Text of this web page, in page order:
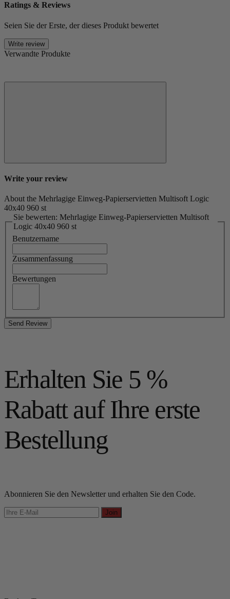
Ratings & Reviews
Seien Sie der Erste, der dieses Produkt bewertet
Write review
Verwandte Produkte
Write your review
About the Mehrlagige Einweg-Papierservietten Multisoft Logic
40x40 960 st
Sie bewerten: Mehrlagige Einweg-Papierservietten Multisoft
Logic 40x40 960 st
Benutzername
Zusammenfassung
Bewertungen
Send Review
Erhalten Sie 5 %
Rabatt auf Ihre erste
Bestellung
Abonnieren Sie den Newsletter und erhalten Sie den Code.
Join